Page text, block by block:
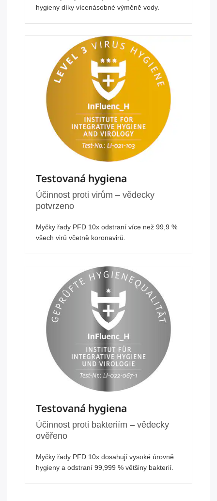
hygieny díky vícenásobné výměně vody.
Testovaná hygiena
Účinnost proti virům – vědecky
potvrzeno
Myčky řady PFD 10x odstraní více než 99,9 %
všech virů včetně koronavirů.
Testovaná hygiena
Účinnost proti bakteriím – vědecky
ověřeno
Myčky řady PFD 10x dosahují vysoké úrovně
hygieny a odstraní 99,999 % většiny bakterií.